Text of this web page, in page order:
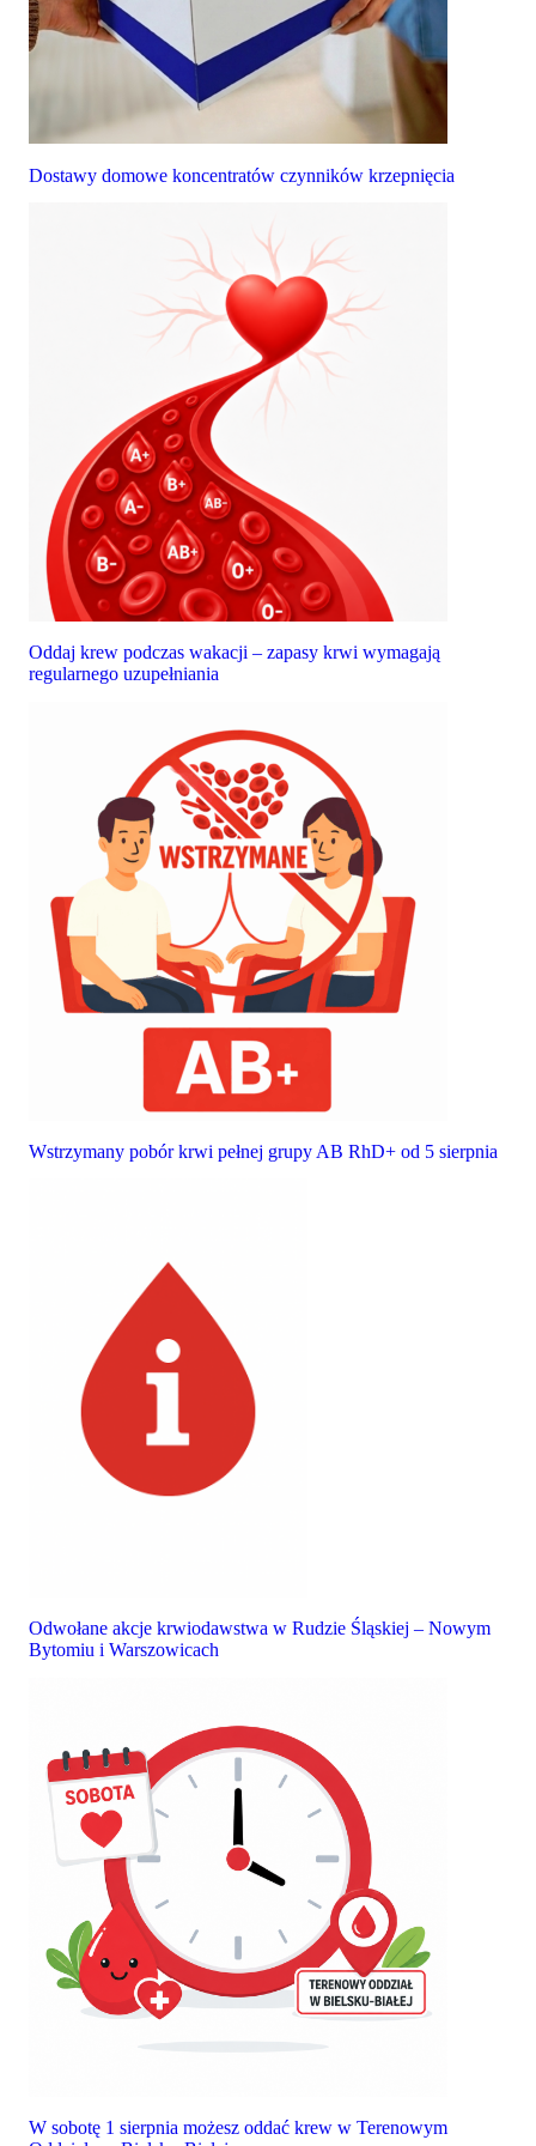
Dostawy domowe koncentratów czynników krzepnięcia
Oddaj krew podczas wakacji – zapasy krwi wymagają
regularnego uzupełniania
Wstrzymany pobór krwi pełnej grupy AB RhD+ od 5 sierpnia
Odwołane akcje krwiodawstwa w Rudzie Śląskiej – Nowym
Bytomiu i Warszowicach
W sobotę 1 sierpnia możesz oddać krew w Terenowym